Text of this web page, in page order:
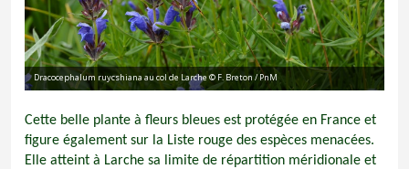
Dracocephalum ruycshiana au col de Larche © F. Breton / PnM
Cette belle plante à fleurs bleues est protégée en France et
figure également sur la Liste rouge des espèces menacées.
Elle atteint à Larche sa limite de répartition méridionale et